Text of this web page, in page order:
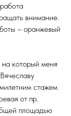
внимание.
– оранжевый
который меня
стажем.
от пр.
площадью